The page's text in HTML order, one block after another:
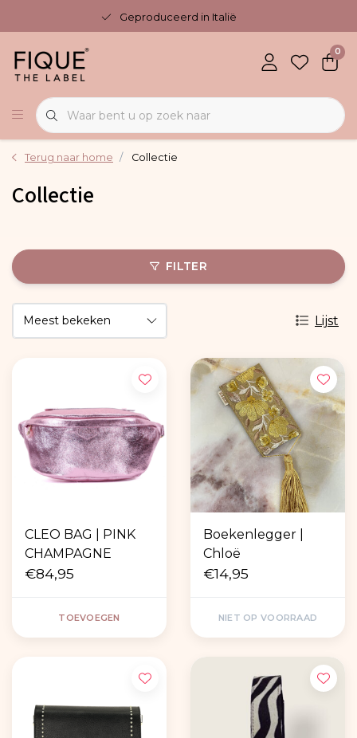
Geproduceerd in Italië
0
Terug naar home Collectie
Collectie
FILTER
Lijst
CLEO BAG | PINK
CHAMPAGNE
€84,95
TOEVOEGEN
Boekenlegger |
Chloë
€14,95
NIET OP VOORRAAD